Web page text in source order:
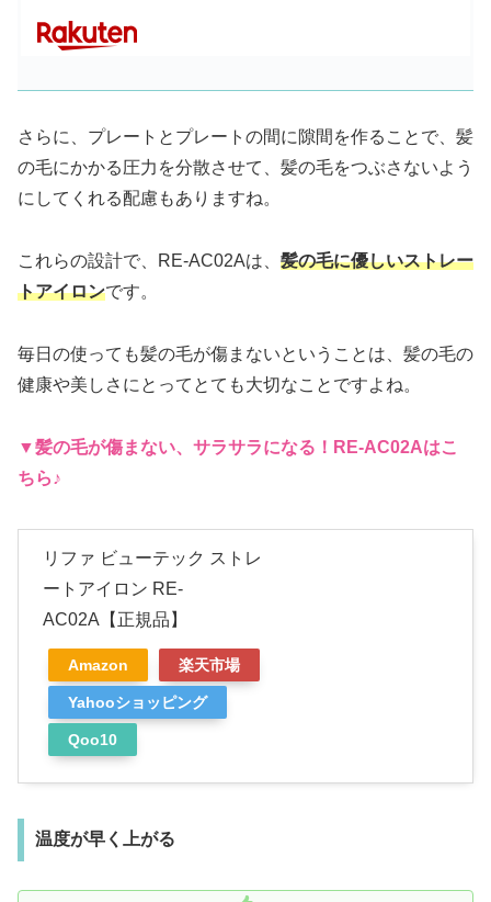
さらに、プレートとプレートの間に隙間を作ることで、髪
の毛にかかる圧力を分散させて、髪の毛をつぶさないよう
にしてくれる配慮もありますね。
これらの設計で、RE-AC02Aは、 髪の毛に優しいストレー
トアイロンです。
毎日の使っても髪の毛が傷まないということは、髪の毛の
健康や美しさにとってとても大切なことですよね。
▼髪の毛が傷まない、サラサラになる！RE-AC02Aはこ
ちら♪
リファ ビューテック ストレ
ートアイロン RE-
AC02A【正規品】
Amazon 楽天市場
Yahooショッピング
Qoo10
温度が早く上がる